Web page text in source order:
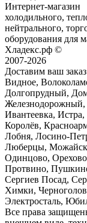
Интернет-магазин
холодильного,
нейтрального,
оборудования для
Хладекс.рф ©
2007-2026
Доставим ваш
Видное,
Долгопрудный,
Железнодорожный,
Ивантеевка,
Королёв,
Лобня, Лосино-
Люберцы,
Одинцово,
Протвино,
Сергиев Посад,
Химки,
Электросталь,
Все права